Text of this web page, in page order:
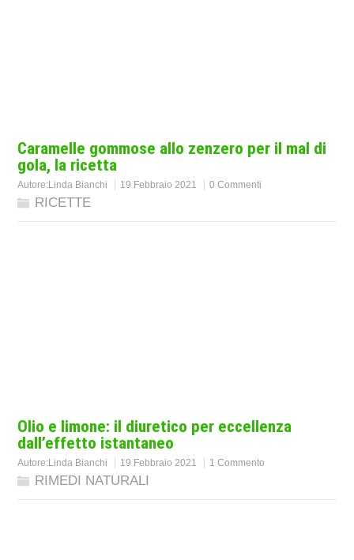
Caramelle gommose allo zenzero per il mal di
gola, la ricetta
Autore:Linda Bianchi 19 Febbraio 2021 0 Commenti
RICETTE
Olio e limone: il diuretico per eccellenza
dall’effetto istantaneo
Autore:Linda Bianchi 19 Febbraio 2021 1 Commento
RIMEDI NATURALI